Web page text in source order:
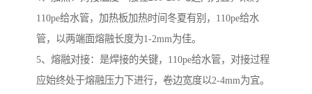
110pe给水管，加热板加热时间冬夏有别，110pe给水
管，以两端面熔融长度为1-2mm为佳。
5、熔融对接：是焊接的关键，110pe给水管，对接过程
应始终处于熔融压力下进行，卷边宽度以2-4mm为宜。